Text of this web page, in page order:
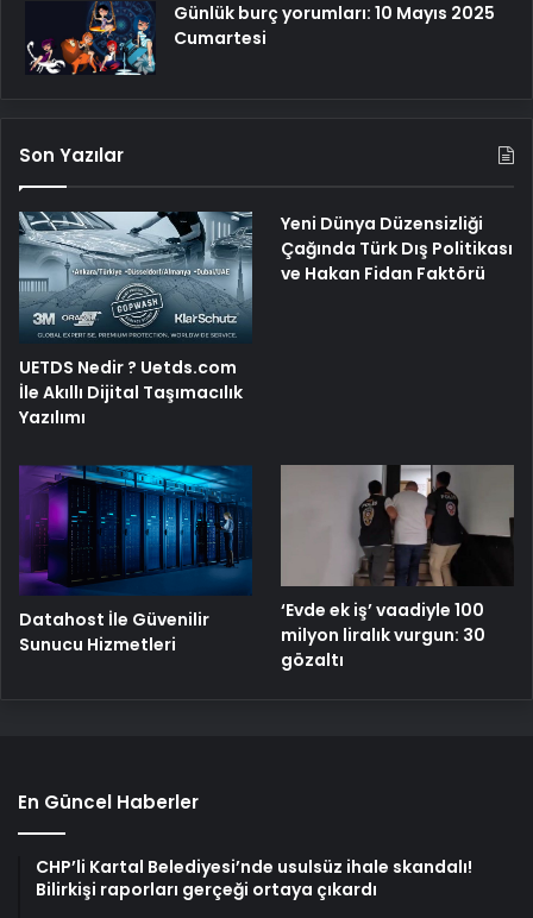
Günlük burç yorumları: 10 Mayıs 2025
Cumartesi
Son Yazılar
UETDS Nedir ? Uetds.com
İle Akıllı Dijital Taşımacılık
Yazılımı
Yeni Dünya Düzensizliği
Çağında Türk Dış Politikası
ve Hakan Fidan Faktörü
Datahost İle Güvenilir
Sunucu Hizmetleri
‘Evde ek iş’ vaadiyle 100
milyon liralık vurgun: 30
gözaltı
En Güncel Haberler
CHP’li Kartal Belediyesi’nde usulsüz ihale skandalı!
Bilirkişi raporları gerçeği ortaya çıkardı